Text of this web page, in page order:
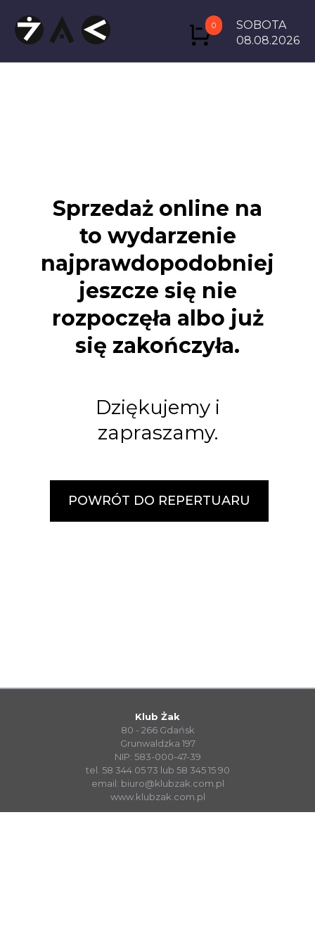
0
SOBOTA
08.08.2026
Sprzedaż online na
to wydarzenie
najprawdopodobniej
jeszcze się nie
rozpoczęła albo już
się zakończyła.
Dziękujemy i
zapraszamy.
POWRÓT DO REPERTUARU
Klub Żak
80 - 266 Gdańsk
Grunwaldzka 197
NIP: 583-000-47-39
tel. 58 344 05 73 lub 58 345 15 90
email: biuro@klubzak.com.pl
www.klubzak.com.pl